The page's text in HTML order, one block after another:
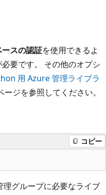
ースの認証を使用できるよ
要です。 その他のオプシ
用 Azure 管理ライブラ
ージを参照してください。
コピー
グループに必要なライブ